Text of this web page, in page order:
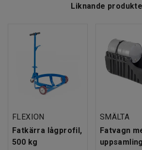
Liknande
FLEXION
Fatkärra lågprofil,
500 kg
SMÄLTA
Fatvagn